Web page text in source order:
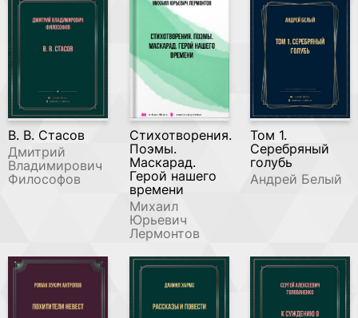
В. В. Стасов
Дмитрий
Владимирович
Философов
Стихотворения.
Поэмы.
Маскарад.
Герой нашего
времени
Михаил
Юрьевич
Лермонтов
Том 1.
Серебряный
голубь
Андрей Белый